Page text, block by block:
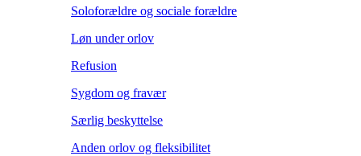
Soloforældre og sociale forældre
Løn under orlov
Refusion
Sygdom og fravær
Særlig beskyttelse
Anden orlov og fleksibilitet